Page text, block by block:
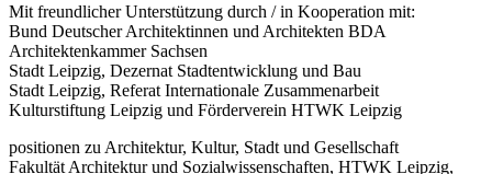
Mit freundlicher Unterstützung durch / in Kooperation mit:
Bund Deutscher Architektinnen und Architekten BDA
Architektenkammer Sachsen
Stadt Leipzig, Dezernat Stadtentwicklung und Bau
Stadt Leipzig, Referat Internationale Zusammenarbeit
Kulturstiftung Leipzig und Förderverein HTWK Leipzig
positionen zu Architektur, Kultur, Stadt und Gesellschaft
Fakultät Architektur und Sozialwissenschaften, HTWK Leipzig,